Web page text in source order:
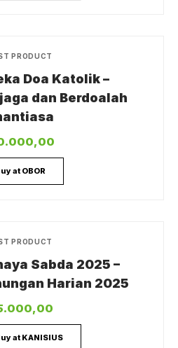
PRODUCT
Doa Katolik –
dan Berdoalah
at OBOR
PRODUCT
Sabda 2025 –
Harian 2025
at KANISIUS